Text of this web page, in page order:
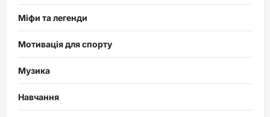
Міфи та легенди
Мотивація для спорту
Музика
Навчання